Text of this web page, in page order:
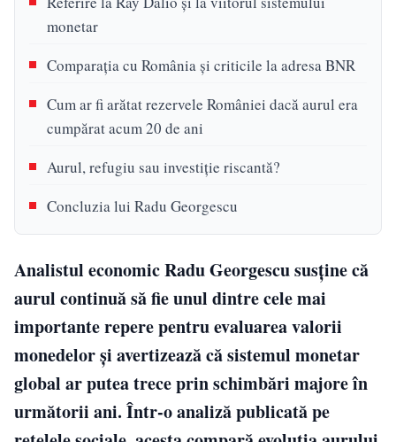
monetar
Comparația cu România și criticile la adresa BNR
Cum ar fi arătat rezervele României dacă aurul era
cumpărat acum 20 de ani
Aurul, refugiu sau investiție riscantă?
Concluzia lui Radu Georgescu
Analistul economic Radu Georgescu susține că
aurul continuă să fie unul dintre cele mai
importante repere pentru evaluarea valorii
monedelor și avertizează că sistemul monetar
global ar putea trece prin schimbări majore în
următorii ani. Într-o analiză publicată pe